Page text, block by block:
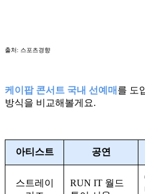
출처: 스포츠경향
케이팝 콘서트 국내 선예매 를 도
방식을 비교해볼게요.
아티스트 공연
스트레이
RUN IT 월드